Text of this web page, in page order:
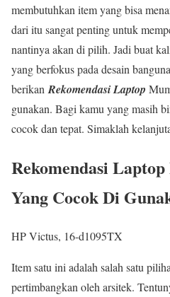
membutuhkan item yang bisa
dari itu sangat penting untuk
nantinya akan di pilih. Jadi buat
yang berfokus pada desain
berikan Rekomendasi Laptop
gunakan. Bagi kamu yang masih
cocok dan tepat. Simaklah
Rekomendasi
Yang Cocok Di
HP Victus, 16-d1095TX
Item satu ini adalah salah satu
pertimbangkan oleh arsitek.